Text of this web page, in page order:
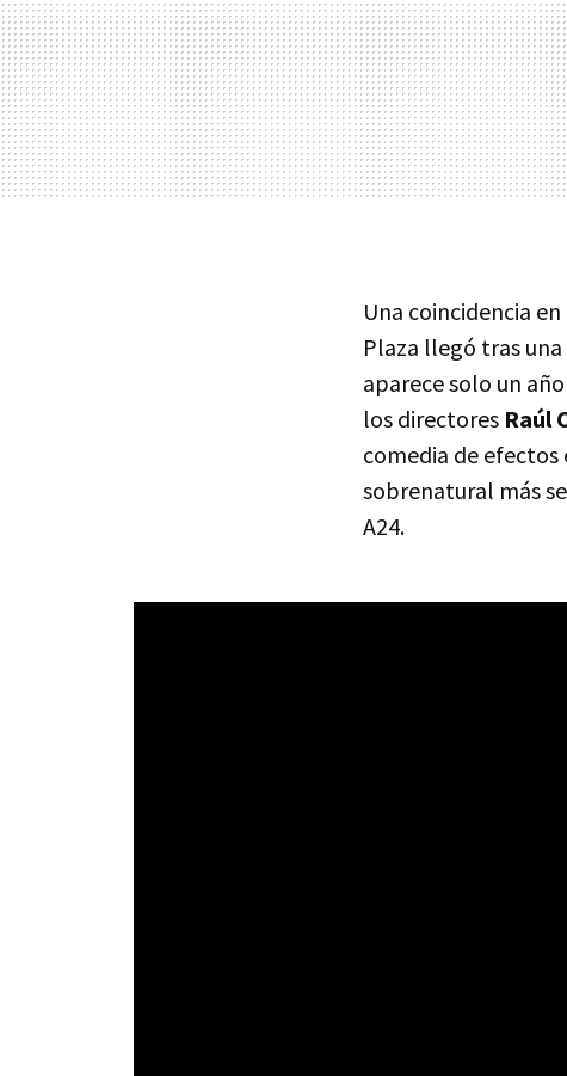
Una coincidencia
Plaza llegó tras
aparece solo un
los directores Raúl
comedia de
sobrenatural más
A24.